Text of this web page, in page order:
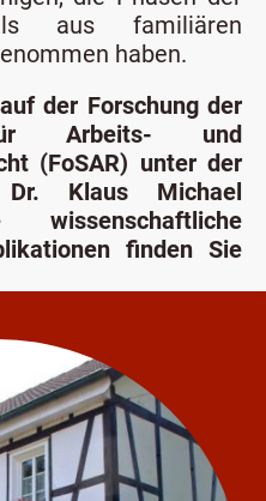
aus familiären
haben.
der Forschung der
für Arbeits- und
(FoSAR) unter der
Klaus Michael
wissenschaftliche
finden Sie